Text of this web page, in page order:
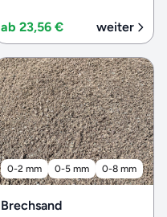
ab 23,56 € weiter
0-2 mm 0-5 mm 0-8 mm
Brechsand